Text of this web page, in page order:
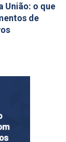
União: o que
de